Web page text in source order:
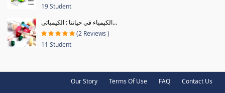
19 Student
الكيمياء في حياتنا : الكيميائى...
(2 Reviews )
11 Student
Our Story Terms Of Use FAQ Contact Us